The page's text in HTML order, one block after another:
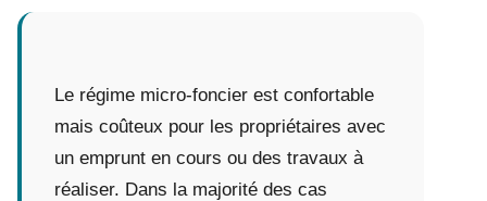
Le régime micro-foncier est confortable
mais coûteux pour les propriétaires avec
un emprunt en cours ou des travaux à
réaliser. Dans la majorité des cas